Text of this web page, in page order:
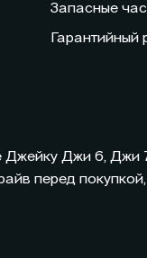
Запасные
Гарантийный
Джейку Джи 6,
перед